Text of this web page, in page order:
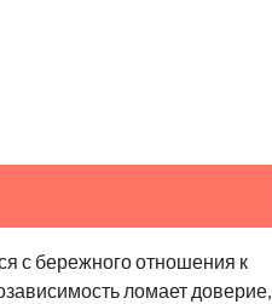
с бережного отношения к
ломает доверие,